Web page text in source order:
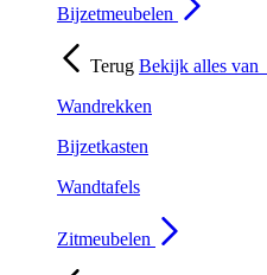
Bijzetmeubelen
Terug Bekijk alles van
Wandrekken
Bijzetkasten
Wandtafels
Zitmeubelen